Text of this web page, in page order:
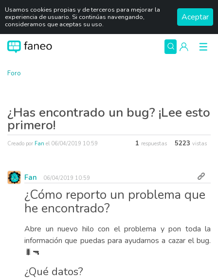
Usamos cookies propias y de terceros para mejorar la
experiencia de usuario. Si continúas navengando,
consideramos que aceptas su uso.
Aceptar
Foro
¿Has encontrado un bug? ¡Lee esto
primero!
Creado por Fan el 06/04/2019 10:59 1 respuestas 5223 vistas
Fan 06/04/2019 10:59
¿Cómo reporto un problema que
he encontrado?
Abre un nuevo hilo con el problema y pon toda la
información que puedas para ayudarnos a cazar el bug.
🐛🔫
¿Qué datos?